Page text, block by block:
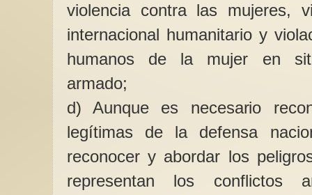
violencia contra las mujeres,
internacional humanitario y
humanos de la mujer en
armado;
d) Aunque es necesario
legítimas de la defensa
reconocer y abordar los
representan los conflictos